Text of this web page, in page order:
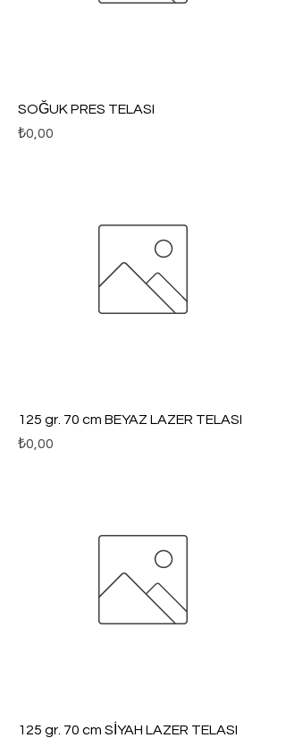
SOĞUK PRES TELASI
Fiyat
₺0,00
125 gr. 70 cm BEYAZ LAZER TELASI
Fiyat
₺0,00
125 gr. 70 cm SİYAH LAZER TELASI